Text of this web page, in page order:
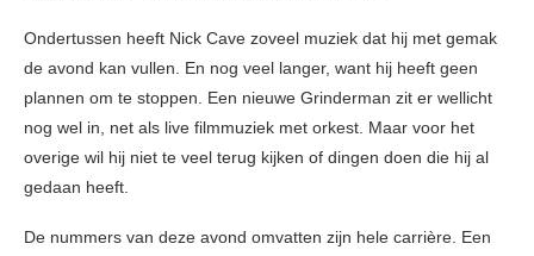
Ondertussen heeft Nick Cave zoveel muziek dat hij met gemak
de avond kan vullen. En nog veel langer, want hij heeft geen
plannen om te stoppen. Een nieuwe Grinderman zit er wellicht
nog wel in, net als live filmmuziek met orkest. Maar voor het
overige wil hij niet te veel terug kijken of dingen doen die hij al
gedaan heeft.
De nummers van deze avond omvatten zijn hele carrière. Een